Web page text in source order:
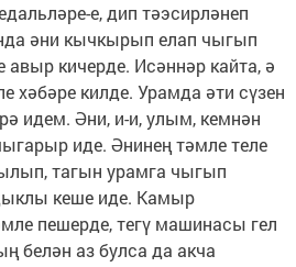
е, дип тәэсирләнеп
әни кычкырып елап чыгып
авыр кичерде. Исәннәр кайта, ә
хәбәре килде. Урамда әти сүзен
идем. Әни, и-и, улым, кемнән
иде. Әнинең тәмле теле
тагын урамга чыгып
кеше иде. Камыр
пешерде, тегү машинасы гел
белән аз булса да акча